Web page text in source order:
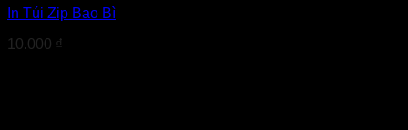
In Túi Zip Bao Bì
10.000 ₫